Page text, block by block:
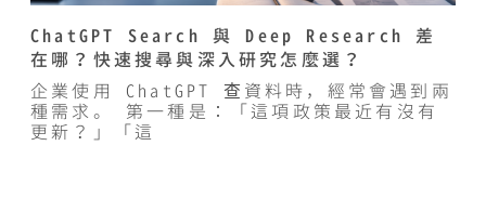
ChatGPT Search 與 Deep Research 差
在哪？快速搜尋與深入研究怎麼選？
企業使用 ChatGPT 查資料時，經常會遇到兩
種需求。 第一種是：「這項政策最近有沒有
更新？」「這